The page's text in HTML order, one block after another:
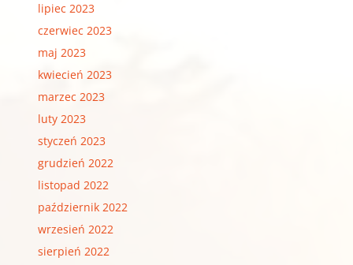
lipiec 2023
czerwiec 2023
maj 2023
kwiecień 2023
marzec 2023
luty 2023
styczeń 2023
grudzień 2022
listopad 2022
październik 2022
wrzesień 2022
sierpień 2022